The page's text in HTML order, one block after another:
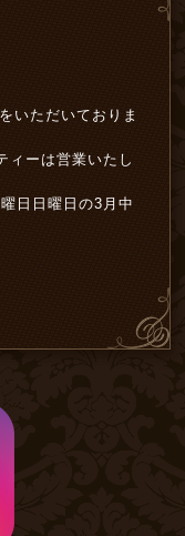
いただいておりま
ィーは営業いたし
日日曜日の3月中